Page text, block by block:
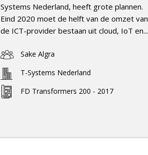
Systems Nederland, heeft grote plannen.
Eind 2020 moet de helft van de omzet van
de ICT-provider bestaan uit cloud, IoT en...
Sake Algra
T-Systems Nederland
FD Transformers 200 - 2017